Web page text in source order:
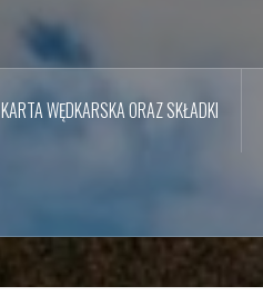
KARTA WĘDKARSKA ORAZ SKŁADKI